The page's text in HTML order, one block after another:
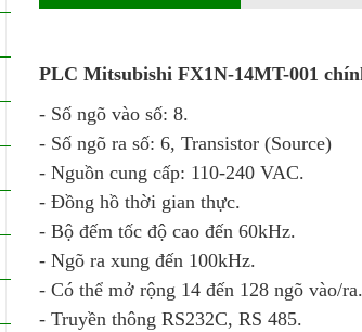
PLC Mitsubishi FX1N-14MT-001
- Số ngõ vào số: 8.
- Số ngõ ra số: 6, Transistor (Source)
- Nguồn cung cấp: 110-240 VAC.
- Đồng hồ thời gian thực.
- Bộ đếm tốc độ cao đến 60kHz.
- Ngõ ra xung đến 100kHz.
- Có thể mở rộng 14 đến 128 ngõ vào/ra.
- Truyền thông RS232C, RS 485.